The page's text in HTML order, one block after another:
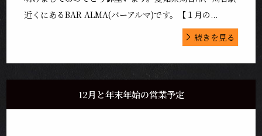
近くにあるBAR ALMA(バーアルマ)です。【１月の...
続きを見る
12月と年末年始の営業予定